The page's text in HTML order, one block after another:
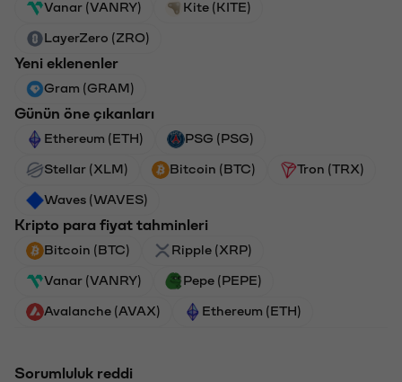
Vanar (VANRY) Kite (KITE)
LayerZero (ZRO)
Yeni eklenenler
Gram (GRAM)
Günün öne çıkanları
Ethereum (ETH) PSG (PSG)
Stellar (XLM) Bitcoin (BTC) Tron (TRX)
Waves (WAVES)
Kripto para fiyat tahminleri
Bitcoin (BTC) Ripple (XRP)
Vanar (VANRY) Pepe (PEPE)
Avalanche (AVAX) Ethereum (ETH)
Sorumluluk reddi